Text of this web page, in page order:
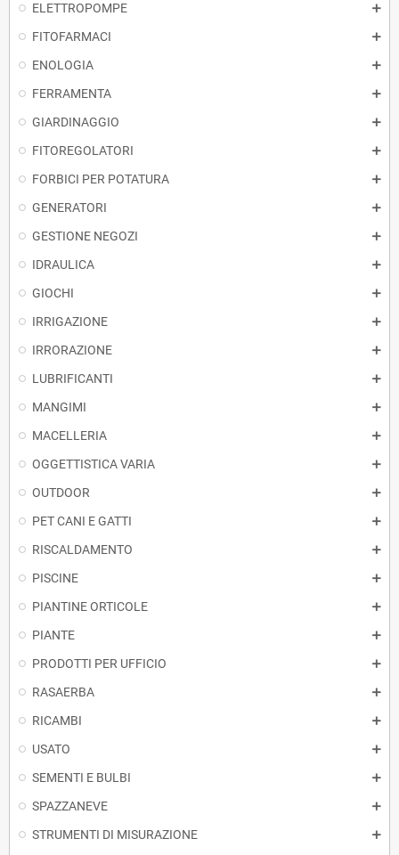
ELETTROPOMPE
FITOFARMACI
ENOLOGIA
FERRAMENTA
GIARDINAGGIO
FITOREGOLATORI
FORBICI PER POTATURA
GENERATORI
GESTIONE NEGOZI
IDRAULICA
GIOCHI
IRRIGAZIONE
IRRORAZIONE
LUBRIFICANTI
MANGIMI
MACELLERIA
OGGETTISTICA VARIA
OUTDOOR
PET CANI E GATTI
RISCALDAMENTO
PISCINE
PIANTINE ORTICOLE
PIANTE
PRODOTTI PER UFFICIO
RASAERBA
RICAMBI
USATO
SEMENTI E BULBI
SPAZZANEVE
STRUMENTI DI MISURAZIONE